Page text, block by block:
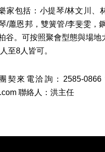
家包括：小提琴/林文川、
/蕭恩邦，雙簧管/李斐雯，
谷。可按照聚會型態與場地
至8人皆可。
契來電洽詢：2585-0866
聯絡人：洪主任